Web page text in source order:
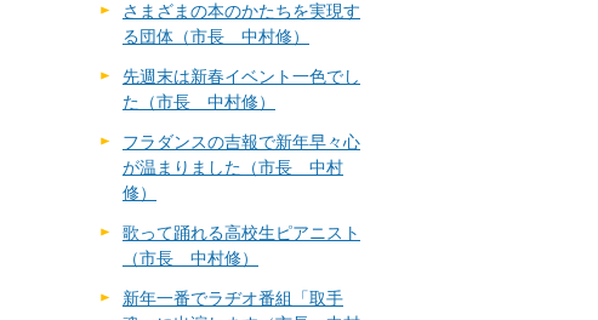
さまざまの本のかたちを実現す
る団体（市長 中村修）
先週末は新春イベント一色でし
た（市長 中村修）
フラダンスの吉報で新年早々心
が温まりました（市長 中村
修）
歌って踊れる高校生ピアニスト
（市長 中村修）
新年一番でラヂオ番組「取手